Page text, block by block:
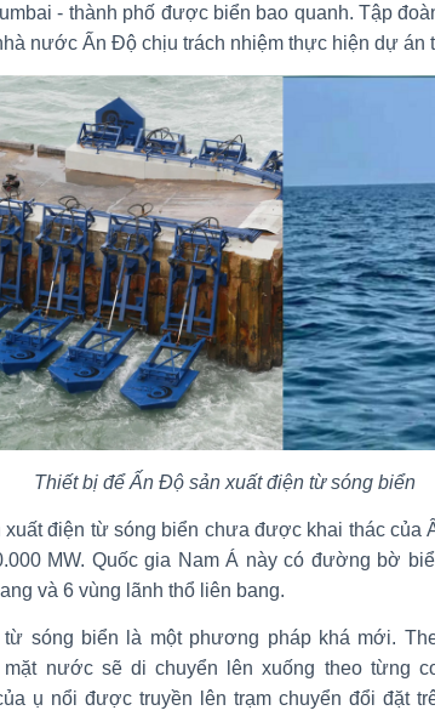
- thành phố được biển bao quanh. Tập
nước Ấn Độ chịu trách nhiệm thực hiện dự án
Thiết bị để Ấn Độ sản xuất điện từ sóng biển
xuất điện từ sóng biển chưa được khai thác
MW. Quốc gia Nam Á này có đường bờ
và 6 vùng lãnh thổ liên bang.
từ sóng biển là một phương pháp khá mới.
nước sẽ di chuyển lên xuống theo từng
ụ nổi được truyền lên trạm chuyển đổi đặt